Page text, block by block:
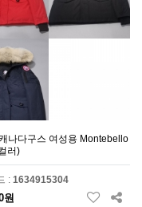
나다구스 여성용 Montebello
러)
: 1634915304
원